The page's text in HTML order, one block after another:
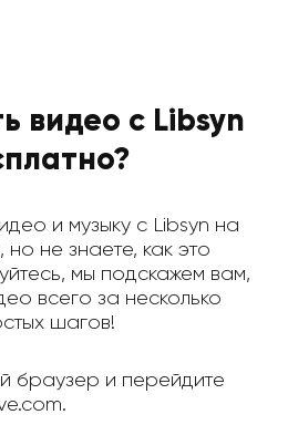
видео с Libsyn
и музыку с Libsyn на
не знаете, как это
мы подскажем вам,
всего за несколько
шагов!
браузер и перейдите